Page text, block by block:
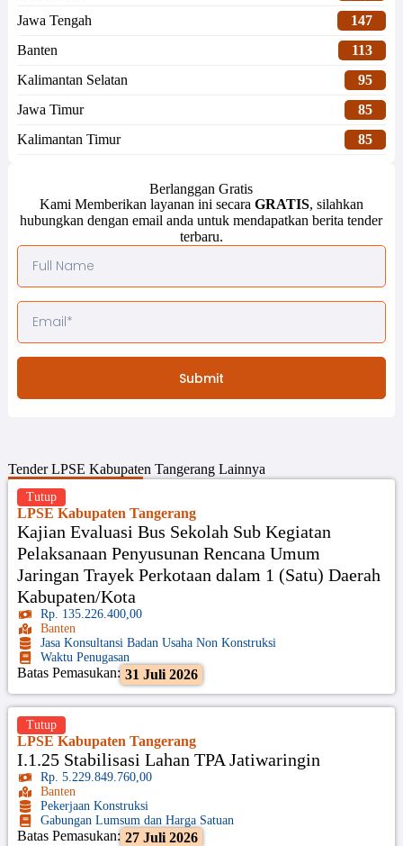
Jawa Tengah
147
Banten
113
Kalimantan Selatan
95
Jawa Timur
85
Kalimantan Timur
85
Berlanggan Gratis
Kami Memberikan layanan ini secara GRATIS, silahkan
hubungkan dengan email anda untuk mendapatkan berita tender
terbaru.
Submit
TenderLPSE Kabupaten TangerangLainnya
LPSE Kabupaten Tangerang
Kajian Evaluasi Bus Sekolah Sub Kegiatan
Pelaksanaan Penyusunan Rencana Umum
Jaringan Trayek Perkotaan dalam 1 (Satu) Daerah
Kabupaten/Kota
Rp. 135.226.400,00
Banten
Jasa Konsultansi Badan Usaha Non Konstruksi
Waktu Penugasan
Batas Pemasukan: 31 Juli 2026
Tutup
LPSE Kabupaten Tangerang
I.1.25 Stabilisasi Lahan TPA Jatiwaringin
Rp. 5.229.849.760,00
Banten
Pekerjaan Konstruksi
Gabungan Lumsum dan Harga Satuan
Batas Pemasukan: 27 Juli 2026
Tutup